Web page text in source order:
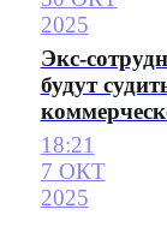
2025
Экс-
будут
18:21
7 ОКТ
2025